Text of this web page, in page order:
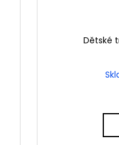
Dětské